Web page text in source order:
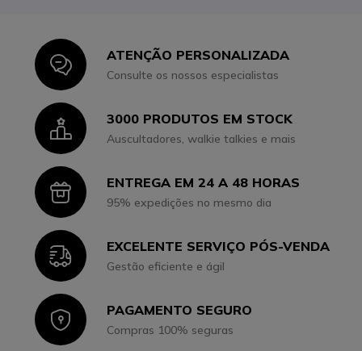
IconATENÇÃO PERSONALIZADA
Consulte os nossos especialistas
Icon3000 PRODUTOS EM STOCK
Auscultadores, walkie talkies e mais
IconENTREGA EM 24 A 48 HORAS
95% expedições no mesmo dia
IconEXCELENTE SERVIÇO PÓS-VENDA
Gestão eficiente e ágil
IconPAGAMENTO SEGURO
Compras 100% seguras